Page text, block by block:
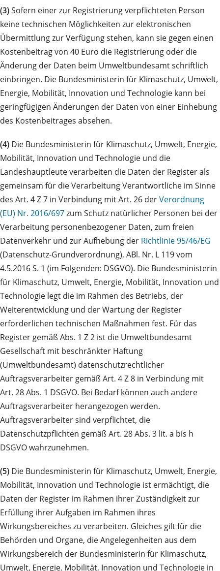
(3)Sofern einer zur Registrierung verpflichteten Person
keine technischen Möglichkeiten zur elektronischen
Übermittlung zur Verfügung stehen, kann sie gegen einen
Kostenbeitrag von 40 Euro die Registrierung oder die
Änderung der Daten beim Umweltbundesamt schriftlich
einbringen. Die Bundesministerin für Klimaschutz, Umwelt,
Energie, Mobilität, Innovation und Technologie kann bei
geringfügigen Änderungen der Daten von einer Einhebung
des Kostenbeitrages absehen.
(4) Die Bundesministerin für Klimaschutz, Umwelt, Energie,
Mobilität, Innovation und Technologie und die
Landeshauptleute verarbeiten die Daten der Register als
gemeinsam für die Verarbeitung Verantwortliche im Sinne
des Art. 4 Z 7 in Verbindung mit Art. 26 derVerordnung
(EU) Nr. 2016/697zum Schutz natürlicher Personen bei der
Verarbeitung personenbezogener Daten, zum freien
Datenverkehr und zur Aufhebung der Richtlinie 95/46/EG
(Datenschutz-Grundverordnung), ABl. Nr. L 119 vom
4.5.2016 S. 1 (im Folgenden: DSGVO). Die Bundesministerin
für Klimaschutz, Umwelt, Energie, Mobilität, Innovation und
Technologie legt die im Rahmen des Betriebs, der
Weiterentwicklung und der Wartung der Register
erforderlichen technischen Maßnahmen fest. Für das
Register gemäß Abs. 1 Z 2 ist die Umweltbundesamt
Gesellschaft mit beschränkter Haftung
(Umweltbundesamt) datenschutzrechtlicher
Auftragsverarbeiter gemäß Art. 4 Z 8 in Verbindung mit
Art. 28 Abs. 1 DSGVO. Bei Bedarf können auch andere
Auftragsverarbeiter herangezogen werden.
Auftragsverarbeiter sind verpflichtet, die
Datenschutzpflichten gemäß Art. 28 Abs. 3 lit. a bis h
DSGVO wahrzunehmen.
(5) Die Bundesministerin für Klimaschutz, Umwelt, Energie,
Mobilität, Innovation und Technologie ist ermächtigt, die
Daten der Register im Rahmen ihrer Zuständigkeit zur
Erfüllung ihrer Aufgaben im Rahmen ihres
Wirkungsbereiches zu verarbeiten. Gleiches gilt für die
Behörden und Organe, die Angelegenheiten aus dem
Wirkungsbereich der Bundesministerin für Klimaschutz,
Umwelt, Energie, Mobilität, Innovation und Technologie in